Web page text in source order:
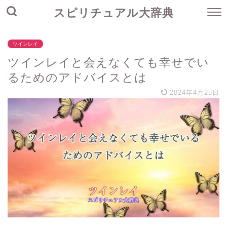
スピリチュアル大辞典
ツインレイ
ツインレイと会えなくても幸せでい
るためのアドバイスとは
2024年4月25日